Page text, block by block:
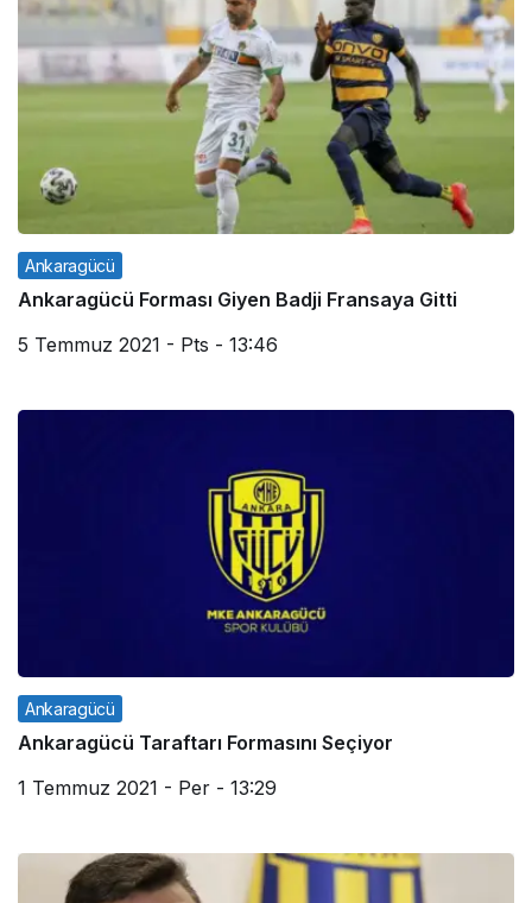
Ankaragücü
Ankaragücü Forması Giyen Badji Fransaya Gitti
5 Temmuz 2021 - Pts - 13:46
Ankaragücü
Ankaragücü Taraftarı Formasını Seçiyor
1 Temmuz 2021 - Per - 13:29